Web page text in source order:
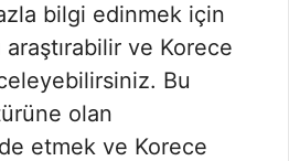
bilgi edinmek için
ve Korece
Bu
olan
etmek ve Korece